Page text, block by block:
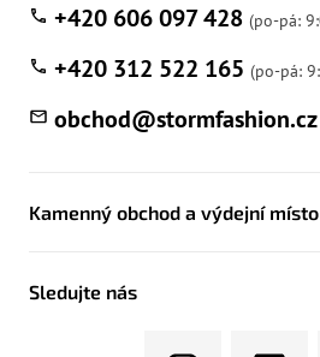
obchod@stormfashion.cz
+420 606 097 428
+420 312 522 165
Kamenný obchod a výdejní místo
Sledujte nás